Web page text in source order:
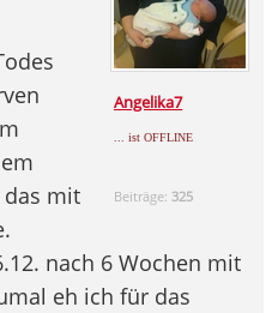
Angelika7
... ist OFFLINE
Beiträge: 325
das mit
nach 6 Wochen mit
eh ich für das